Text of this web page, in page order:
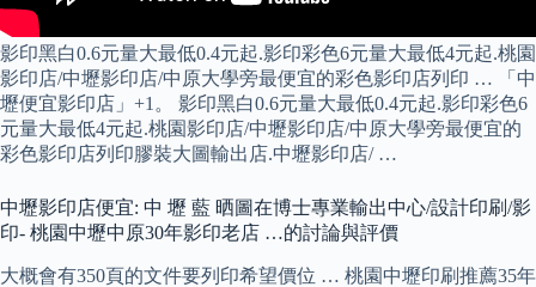
影印黑白0.6元量大最低0.4元起.影印彩色6元量大最低4元起.桃園
影印店/中壢影印店/中原大學旁最便宜的彩色影印店列印 … 「中
壢便宜影印店」+1。 影印黑白0.6元量大最低0.4元起.影印彩色6
元量大最低4元起.桃園影印店/中壢影印店/中原大學旁最便宜的
彩色影印店列印膠裝大圖輸出店.中壢影印店/ …
中壢影印店便宜: 中 壢 藍 晒圖在博士專業輸出中心/設計印刷/影
印- 桃園中壢中原30年影印老店 …的討論與評價
大概會有350頁的文件要列印希望價位 … 桃園中壢印刷推薦35年